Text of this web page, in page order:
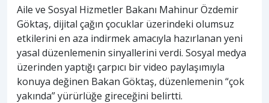
Aile ve Sosyal Hizmetler Bakanı Mahinur Özdemir
Göktaş, dijital çağın çocuklar üzerindeki olumsuz
etkilerini en aza indirmek amacıyla hazırlanan yeni
yasal düzenlemenin sinyallerini verdi. Sosyal medya
üzerinden yaptığı çarpıcı bir video paylaşımıyla
konuya değinen Bakan Göktaş, düzenlemenin “çok
yakında” yürürlüğe gireceğini belirtti.